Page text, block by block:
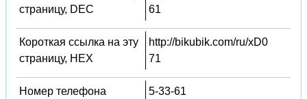
страницу, DEC
61
Короткая ссылка на эту
страницу, HEX
http://bikubik.com/ru/xD0
71
Номер телефона 5-33-61